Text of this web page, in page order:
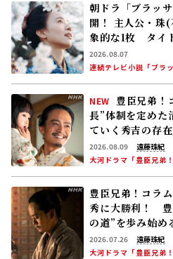
朝ドラ「ブラッ
開！ 主人公・珠
象的な1枚 タイ
りは三條雅幸ア
2026.08.07
連続テレビ小説「ブラッ
NEW
豊臣兄弟
長”体制を定めた
ていく秀吉の存
2026.08.09
遠藤珠紀
大河ドラマ「豊臣兄弟！
豊臣兄弟！コラ
秀に大勝利！ 豊
の道”を歩み始め
2026.07.26
遠藤珠紀
大河ドラマ「豊臣兄弟！